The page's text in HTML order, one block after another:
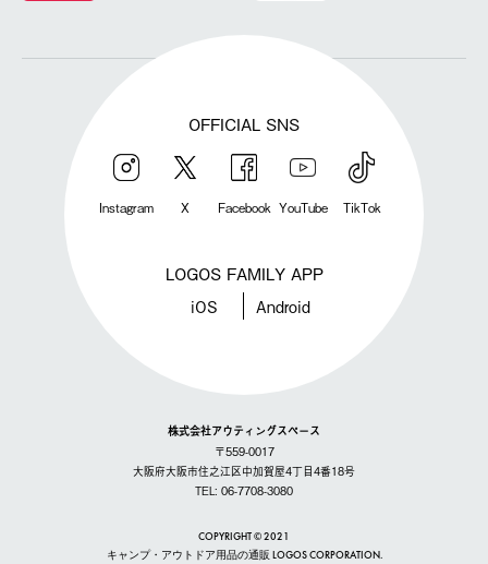
OFFICIAL SNS
Instagram X Facebook YouTube TikTok
LOGOS FAMILY APP
iOS Android
株式会社アウティングスペース
〒559-0017
大阪府大阪市住之江区中加賀屋4丁目4番18号
TEL: 06-7708-3080
COPYRIGHT © 2021
キャンプ・アウトドア用品の通販 LOGOS CORPORATION.